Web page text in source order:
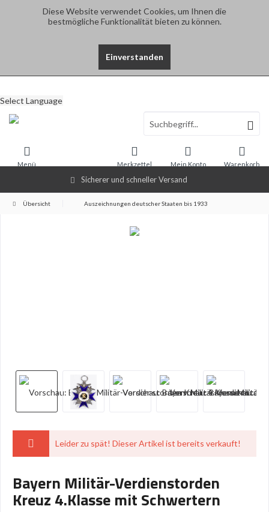
Diese Website verwendet Cookies, um Ihnen die
bestmögliche Funktionalität bieten zu können.
Einverstanden
Sicherer und schneller Versand
Select Language
Warenkorb
Merkzettel Mein Konto
Menü
Übersicht Auszeichnungen deutscher Staaten bis 1933
Leider zu spät! Dieser Artikel ist bereits verkauft!
Bayern Militär-Verdienstorden
Kreuz 4.Klasse mit Schwertern